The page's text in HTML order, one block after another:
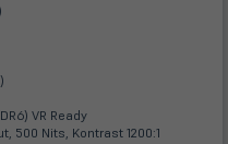
VR Ready
500 Nits, Kontrast 1200:1